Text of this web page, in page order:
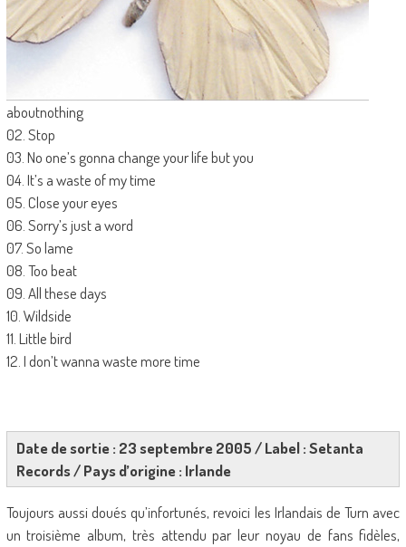
aboutnothing
02. Stop
03. No one’s gonna change your life but you
04. It’s a waste of my time
05. Close your eyes
06. Sorry’s just a word
07. So lame
08. Too beat
09. All these days
10. Wildside
11. Little bird
12. I don’t wanna waste more time
Date de sortie : 23 septembre 2005 / Label : Setanta
Records / Pays d’origine : Irlande
Toujours aussi doués qu’infortunés, revoici les Irlandais de Turn avec
un troisième album, très attendu par leur noyau de fans fidèles,